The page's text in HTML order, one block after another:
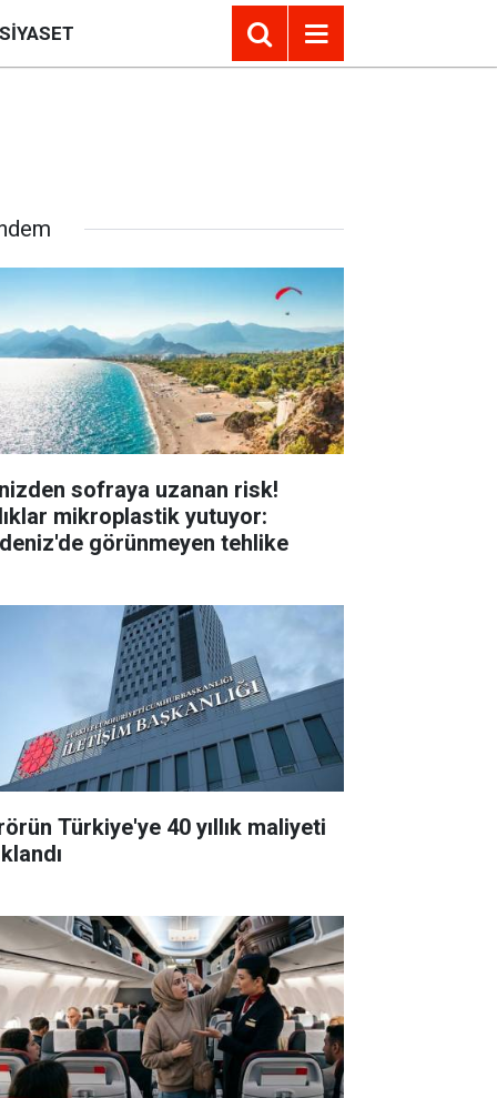
sofraya uzanan risk!
mikroplastik yutuyor:
görünmeyen tehlike
Türkiye'ye 40 yıllık maliyeti